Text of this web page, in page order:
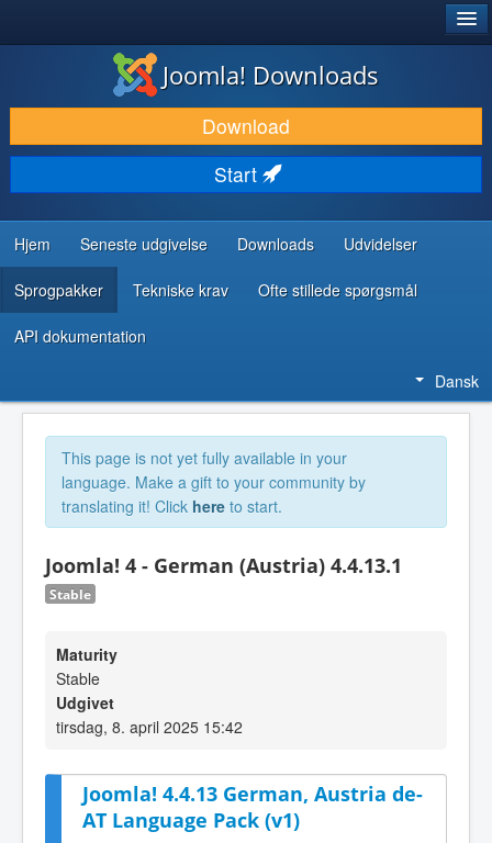
DOWNLOAD & UDVID
OPDAG & LÆR
FÆLLESSKABET & SUPPORT
UDVIKLERRESSOURCER
Joomla! Downloads
Download
Start
Hjem Seneste udgivelse Downloads Udvidelser
Sprogpakker Tekniske krav Ofte stillede spørgsmål
API dokumentation
Dansk
This page is not yet fully available in your
language. Make a gift to your community by
translating it! Click here to start.
Joomla! 4 - German (Austria) 4.4.13.1
Stable
Maturity
Stable
Udgivet
tirsdag, 8. april 2025 15:42
Joomla! 4.4.13 German, Austria de-
AT Language Pack (v1)